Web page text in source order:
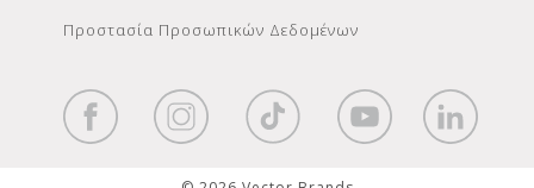
Προστασία Προσωπικών Δεδομένων